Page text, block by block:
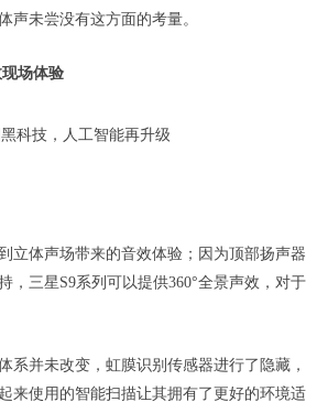
声未尝没有这方面的考量。
现场体验
立体声场带来的音效体验；因为顶部扬声器
，三星S9系列可以提供360°全景声效，对于
系并未改变，虹膜识别传感器进行了隐藏，
来使用的智能扫描让其拥有了更好的环境适